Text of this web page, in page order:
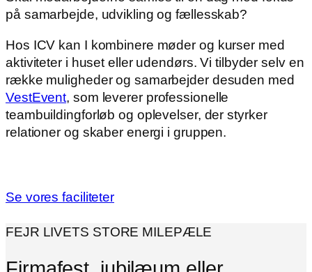
på samarbejde, udvikling og fællesskab?
Hos ICV kan I kombinere møder og kurser med
aktiviteter i huset eller udendørs. Vi tilbyder selv en
række muligheder og samarbejder desuden med
VestEvent, som leverer professionelle
teambuildingforløb og oplevelser, der styrker
relationer og skaber energi i gruppen.
Se vores faciliteter
FEJR LIVETS STORE MILEPÆLE